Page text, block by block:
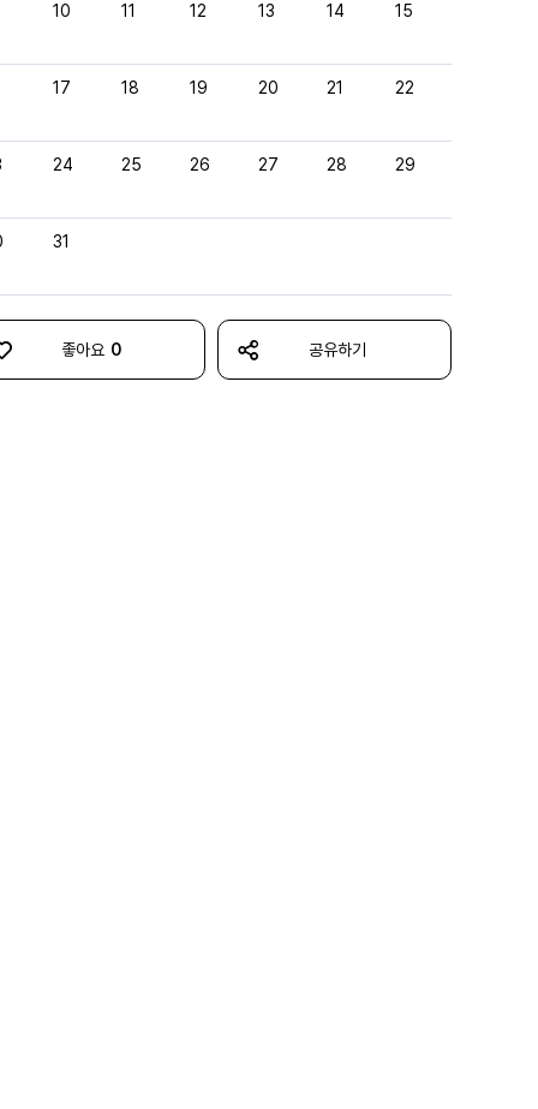
10 11 12 13 14 15
17 18 19 20 21 22
24 25 26 27 28 29
31
좋아요 0 공유하기